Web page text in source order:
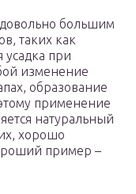
большим
таких как
при
изменение
образование
применение
натуральный
хорошо
пример –